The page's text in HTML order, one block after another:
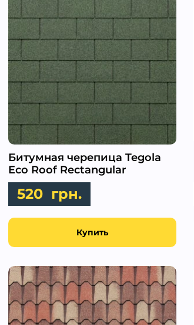
Битумная черепица Tegola
Eco Roof Rectangular
520 грн.
Купить